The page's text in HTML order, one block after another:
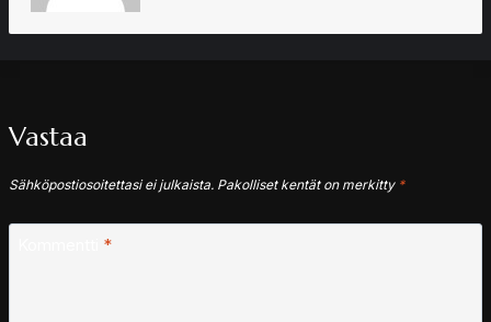
Vastaa
Sähköpostiosoitettasi ei julkaista. Pakolliset kentät on merkitty *
*